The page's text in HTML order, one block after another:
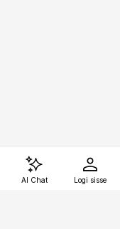
AI Chat Logi sisse